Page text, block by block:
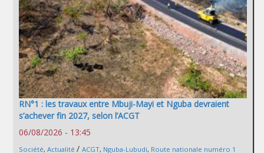
RN°1 : les travaux entre Mbuji-Mayi et Nguba devraient
s’achever fin 2027, selon l’ACGT
06/08/2026 - 13:45
Société, Actualité / ACGT, Nguba-Lubudi, Route nationale numéro 1